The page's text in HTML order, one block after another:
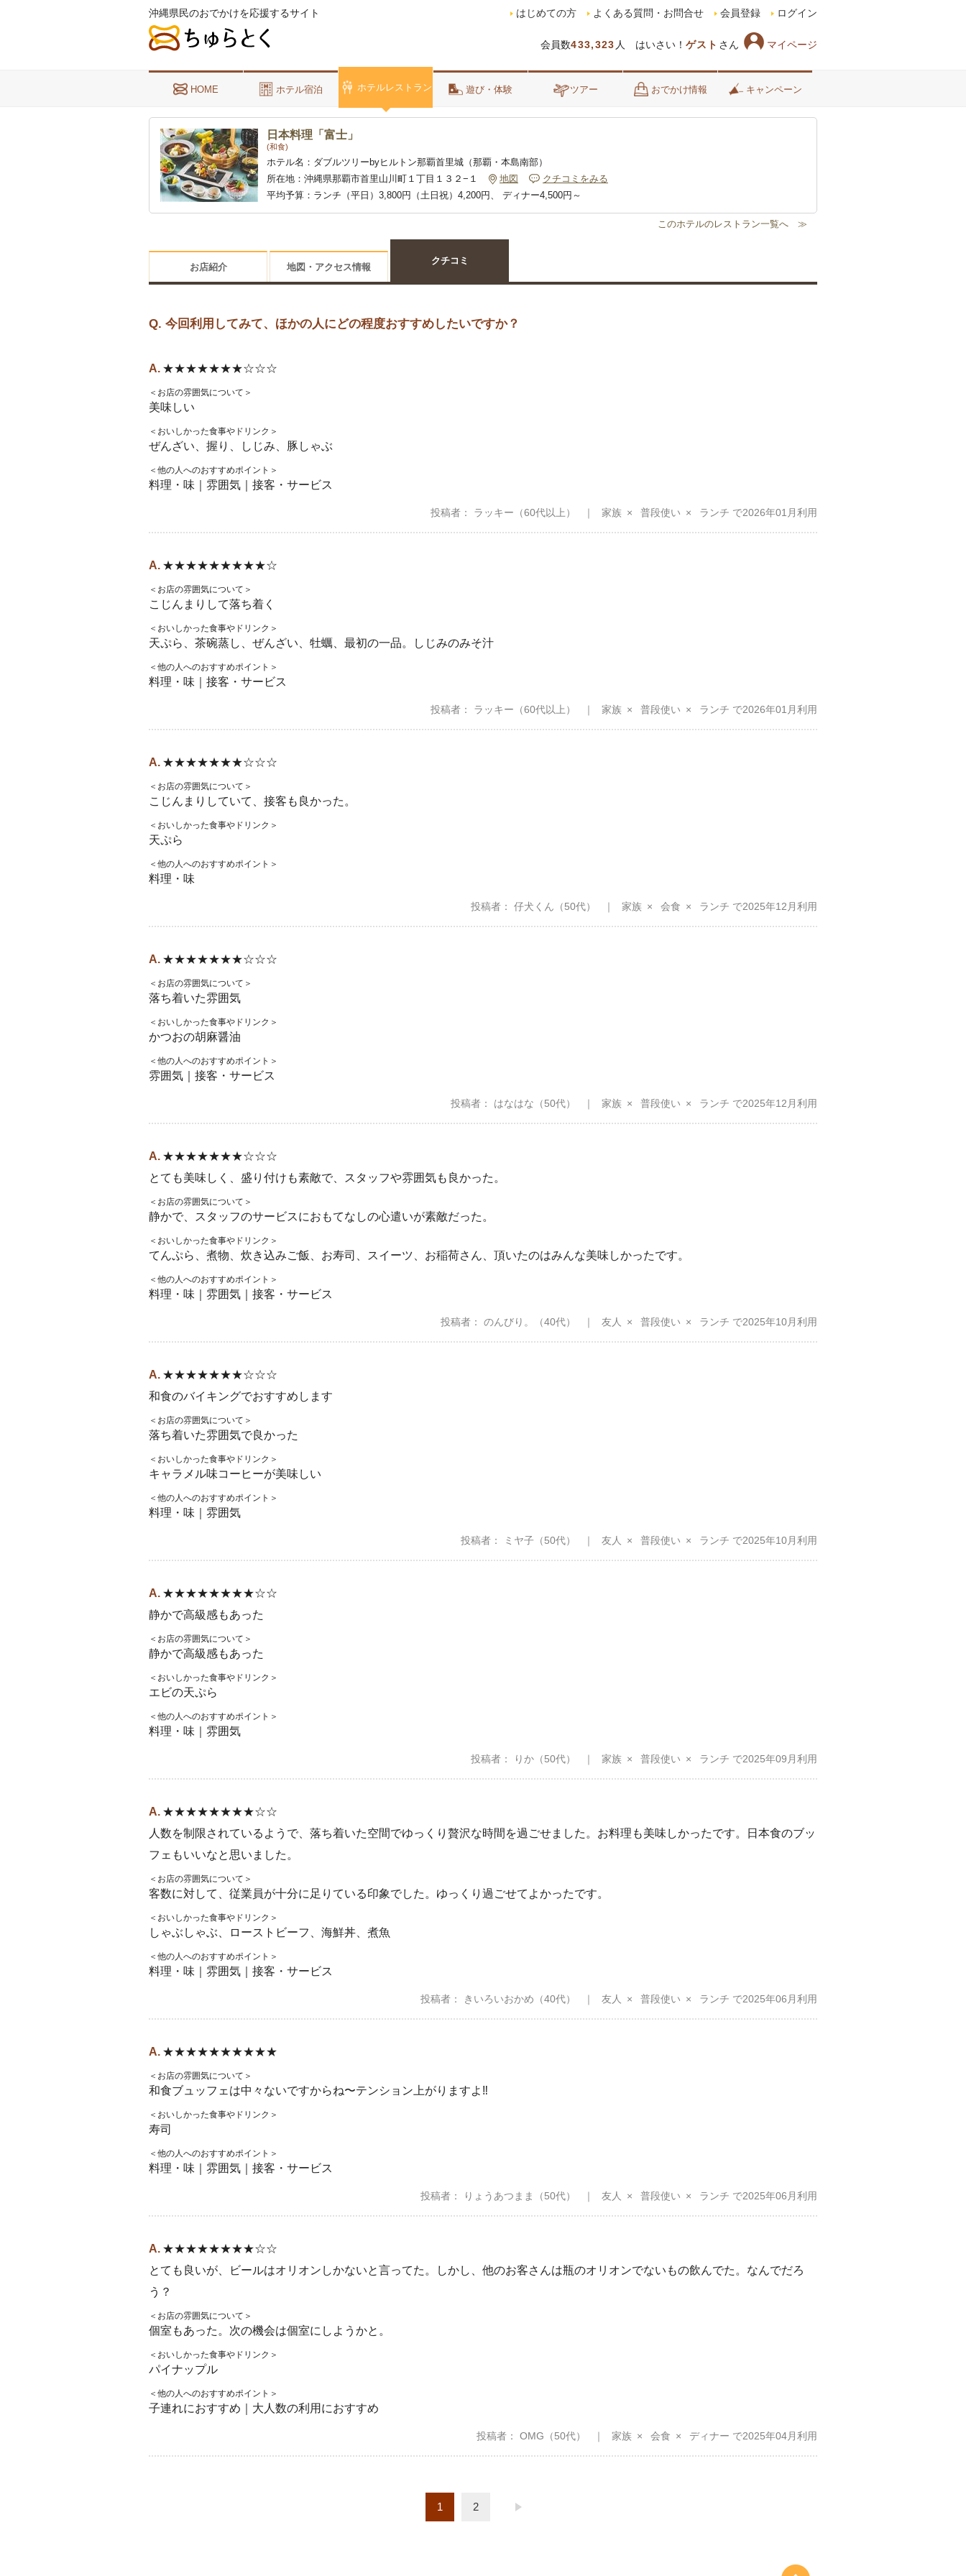
沖縄県民のおでかけを応援するサイト
会員数433,323 人 はいさい！ ゲスト さん マイページ
はじめての方 よくある質問・お問合せ 会員登録 ログイン
HOME ホテル宿泊 ホテルレストラン 遊び・体験 ツアー おでかけ情報 キャンペーン
日本料理「富士」
(和食)
ホテル名： ダブルツリーbyヒルトン那覇首里城（那覇・本島南部）
所在地： 沖縄県那覇市首里山川町１丁目１３２−１ 地図
クチコミをみる
平均予算： ランチ（平日）3,800円（土日祝）4,200円、 ディナー4,500円～
お店紹介 地図・アクセス情報
クチコミ
Q. 今回利用してみて、ほかの人にどの程度おすすめしたいですか？
★★★★★★★☆☆☆
＜お店の雰囲気について＞
美味しい
＜おいしかった食事やドリンク＞
ぜんざい、握り、しじみ、豚しゃぶ
＜他の人へのおすすめポイント＞
料理・味｜雰囲気｜接客・サービス
投稿者 ラッキー （60代以上） 家族 普段使い ランチ 2026年01月
★★★★★★★★★☆
＜お店の雰囲気について＞
こじんまりして落ち着く
＜おいしかった食事やドリンク＞
天ぷら、茶碗蒸し、ぜんざい、牡蠣、最初の一品。しじみのみそ汁
＜他の人へのおすすめポイント＞
料理・味｜接客・サービス
投稿者 ラッキー （60代以上） 家族 普段使い ランチ 2026年01月
★★★★★★★☆☆☆
＜お店の雰囲気について＞
こじんまりしていて、接客も良かった。
＜おいしかった食事やドリンク＞
天ぷら
＜他の人へのおすすめポイント＞
料理・味
投稿者 仔犬くん （50代） 家族 会食 ランチ 2025年12月
★★★★★★★☆☆☆
＜お店の雰囲気について＞
落ち着いた雰囲気
＜おいしかった食事やドリンク＞
かつおの胡麻醤油
＜他の人へのおすすめポイント＞
雰囲気｜接客・サービス
投稿者 はなはな （50代） 家族 普段使い ランチ 2025年12月
★★★★★★★☆☆☆
とても美味しく、盛り付けも素敵で、スタッフや雰囲気も良かった。
＜お店の雰囲気について＞
静かで、スタッフのサービスにおもてなしの心遣いが素敵だった。
＜おいしかった食事やドリンク＞
てんぷら、煮物、炊き込みご飯、お寿司、スイーツ、お稲荷さん、頂いたのはみんな美味しかったです。
＜他の人へのおすすめポイント＞
料理・味｜雰囲気｜接客・サービス
投稿者 のんびり。 （40代） 友人 普段使い ランチ 2025年10月
★★★★★★★☆☆☆
和食のバイキングでおすすめします
＜お店の雰囲気について＞
落ち着いた雰囲気で良かった
＜おいしかった食事やドリンク＞
キャラメル味コーヒーが美味しい
＜他の人へのおすすめポイント＞
料理・味｜雰囲気
投稿者 ミヤ子 （50代） 友人 普段使い ランチ 2025年10月
★★★★★★★★☆☆
静かで高級感もあった
＜お店の雰囲気について＞
静かで高級感もあった
＜おいしかった食事やドリンク＞
エビの天ぷら
＜他の人へのおすすめポイント＞
料理・味｜雰囲気
投稿者 りか （50代） 家族 普段使い ランチ 2025年09月
★★★★★★★★☆☆
人数を制限されているようで、落ち着いた空間でゆっくり贅沢な時間を過ごせました。お料理も美味しかったです。日本食のブッ
フェもいいなと思いました。
＜お店の雰囲気について＞
客数に対して、従業員が十分に足りている印象でした。ゆっくり過ごせてよかったです。
＜おいしかった食事やドリンク＞
しゃぶしゃぶ、ローストビーフ、海鮮丼、煮魚
＜他の人へのおすすめポイント＞
料理・味｜雰囲気｜接客・サービス
投稿者 きいろいおかめ （40代） 友人 普段使い ランチ 2025年06月
★★★★★★★★★★
＜お店の雰囲気について＞
和食ブュッフェは中々ないですからね〜テンション上がりますよ‼️
＜おいしかった食事やドリンク＞
寿司
＜他の人へのおすすめポイント＞
料理・味｜雰囲気｜接客・サービス
投稿者 りょうあつまま （50代） 友人 普段使い ランチ 2025年06月
★★★★★★★★☆☆
とても良いが、ビールはオリオンしかないと言ってた。しかし、他のお客さんは瓶のオリオンでないもの飲んでた。なんでだろ
う？
＜お店の雰囲気について＞
個室もあった。次の機会は個室にしようかと。
＜おいしかった食事やドリンク＞
パイナップル
＜他の人へのおすすめポイント＞
子連れにおすすめ｜大人数の利用におすすめ
投稿者 OMG （50代） 家族 会食 ディナー 2025年04月
1 2